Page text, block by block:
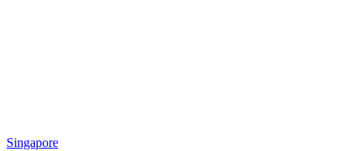
Singapore